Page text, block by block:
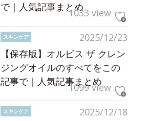
で｜人気記事まとめ1033 view
2025/12/23
スキンケア
【保存版】オルビス ザ クレン
ジングオイルのすべてをこの
記事で｜人気記事まとめ
1099 view
2025/12/18
スキンケア